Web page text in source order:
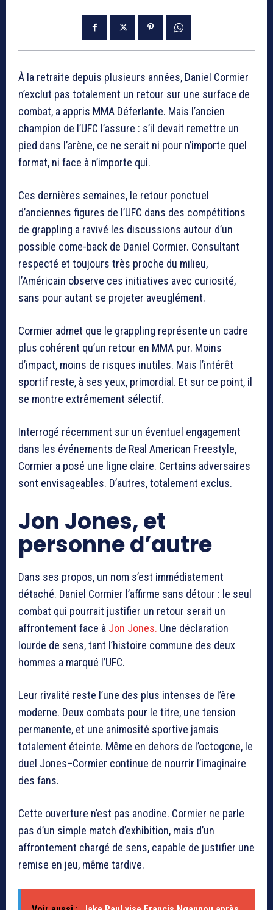
À la retraite depuis plusieurs années, Daniel Cormier
n’exclut pas totalement un retour sur une surface de
combat, a appris MMA Déferlante. Mais l’ancien
champion de l’UFC l’assure : s’il devait remettre un
pied dans l’arène, ce ne serait ni pour n’importe quel
format, ni face à n’importe qui.
Ces dernières semaines, le retour ponctuel
d’anciennes figures de l’UFC dans des compétitions
de grappling a ravivé les discussions autour d’un
possible come-back de Daniel Cormier. Consultant
respecté et toujours très proche du milieu,
l’Américain observe ces initiatives avec curiosité,
sans pour autant se projeter aveuglément.
Cormier admet que le grappling représente un cadre
plus cohérent qu’un retour en MMA pur. Moins
d’impact, moins de risques inutiles. Mais l’intérêt
sportif reste, à ses yeux, primordial. Et sur ce point, il
se montre extrêmement sélectif.
Interrogé récemment sur un éventuel engagement
dans les événements de Real American Freestyle,
Cormier a posé une ligne claire. Certains adversaires
sont envisageables. D’autres, totalement exclus.
Jon Jones, et
personne d’autre
Dans ses propos, un nom s’est immédiatement
détaché. Daniel Cormier l’affirme sans détour : le seul
combat qui pourrait justifier un retour serait un
affrontement face à Jon Jones. Une déclaration
lourde de sens, tant l’histoire commune des deux
hommes a marqué l’UFC.
Leur rivalité reste l’une des plus intenses de l’ère
moderne. Deux combats pour le titre, une tension
permanente, et une animosité sportive jamais
totalement éteinte. Même en dehors de l’octogone, le
duel Jones–Cormier continue de nourrir l’imaginaire
des fans.
Cette ouverture n’est pas anodine. Cormier ne parle
pas d’un simple match d’exhibition, mais d’un
affrontement chargé de sens, capable de justifier une
remise en jeu, même tardive.